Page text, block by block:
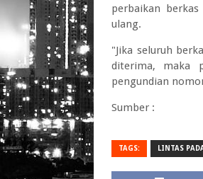
perbaikan
ulang.
"Jika seluruh
diterima, maka
pengundian
Sumber :
TAGS: LINTAS